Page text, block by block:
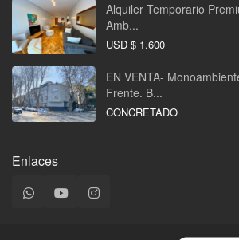
Alquiler Temporario
Amb...
USD $ 1.600
EN VENTA-
Frente. B...
CONCRETADO
Enlaces